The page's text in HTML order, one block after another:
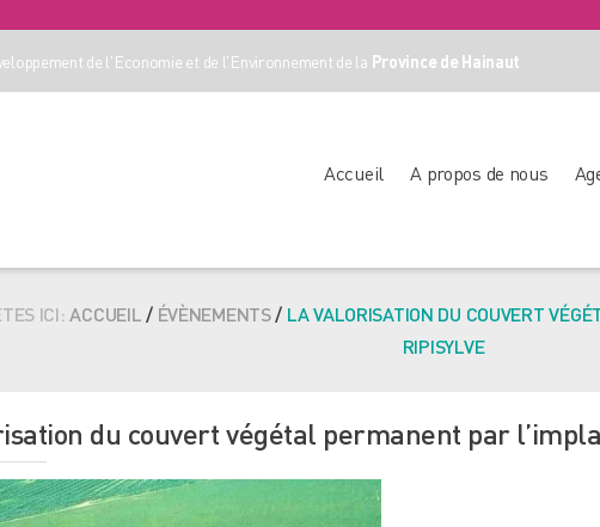
de l'Economie et de l'Environnement de la Province de Hainaut
Accueil A propos de nous
ICI: ACCUEIL/ ÉVÈNEMENTS/ LA VALORISATION DU COUVERT
RIPISYLVE
du couvert végétal permanent par